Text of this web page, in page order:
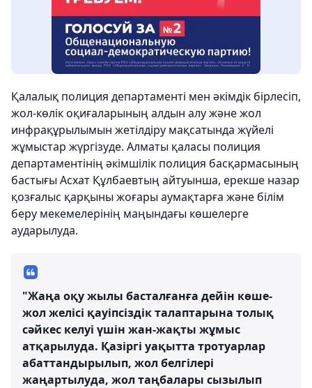
Қалалық полиция департаменті мен әкімдік бірлесіп,
жол-көлік оқиғаларының алдын алу және жол
инфрақұрылымын жетілдіру мақсатында жүйелі
жұмыстар жүргізуде. Алматы қаласы полиция
департаментінің әкімшілік полиция басқармасының
бастығы Асхат Құлбаевтың айтуынша, ерекше назар
қозғалыс қарқыны жоғары аумақтарға және білім
беру мекемелерінің маңындағы көшелерге
аударылуда.
"Жаңа оқу жылы басталғанға дейін көше-
жол желісі қауіпсіздік талаптарына толық
сәйкес келуі үшін жан-жақты жұмыс
атқарылуда. Қазіргі уақытта тротуарлар
абаттандырылып, жол белгілері
жаңартылуда, жол таңбалары сызылып